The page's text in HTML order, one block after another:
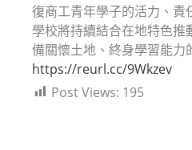
復商工青年學子的活力、責
學校將持續結合在地特色
備關懷土地、終身學習能力
https://reurl.cc/9Wkzev
Post Views: 195